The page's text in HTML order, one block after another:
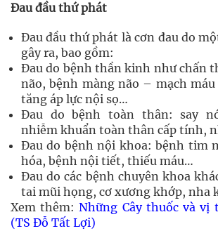
Đau đầu thứ phát
Đau đầu thứ phát là cơn đau do
gây ra, bao gồm:
Đau do bệnh thần kinh như chấn
não, bệnh màng não – mạch
tăng áp lực nội sọ…
Đau do bệnh toàn thân: say
nhiễm khuẩn toàn thân cấp tính,
Đau do bệnh nội khoa: bệnh tim
hóa, bệnh nội tiết, thiếu máu…
Đau do các bệnh chuyên khoa
tai mũi họng, cơ xương khớp, nha
Xem thêm:Những Cây thuốc và vị
(TS Đỗ Tất Lợi)